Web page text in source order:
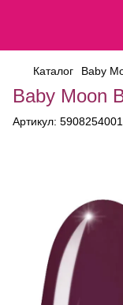
Каталог Baby
Baby Moon
Артикул: